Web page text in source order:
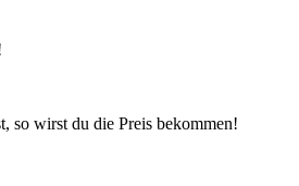
so wirst du die Preis bekommen!